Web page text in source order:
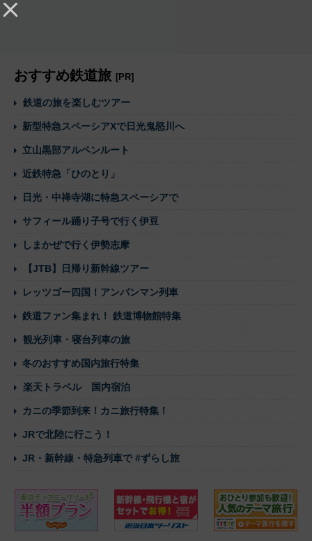
おすすめ鉄道旅 [PR]
鉄道の旅を楽しむツアー
新型特急スペーシアXで日光鬼怒川へ
立山黒部アルペンルート
近鉄特急「ひのとり」
日光・中禅寺湖に特急スペーシアで
サフィール踊り子号で行く伊豆
しまかぜで行く伊勢志摩
【JTB】日帰り新幹線ツアー
レッツゴー四国！アンパンマン列車
鉄道ファン集まれ！ 鉄道博物館特集
観光列車・寝台列車の旅
冬のおすすめ国内旅行特集
楽天トラベル 国内宿泊
カニの季節到来！カニ旅行特集！
JRで北陸に行こう！
JR・新幹線・特急列車で #ずらし旅